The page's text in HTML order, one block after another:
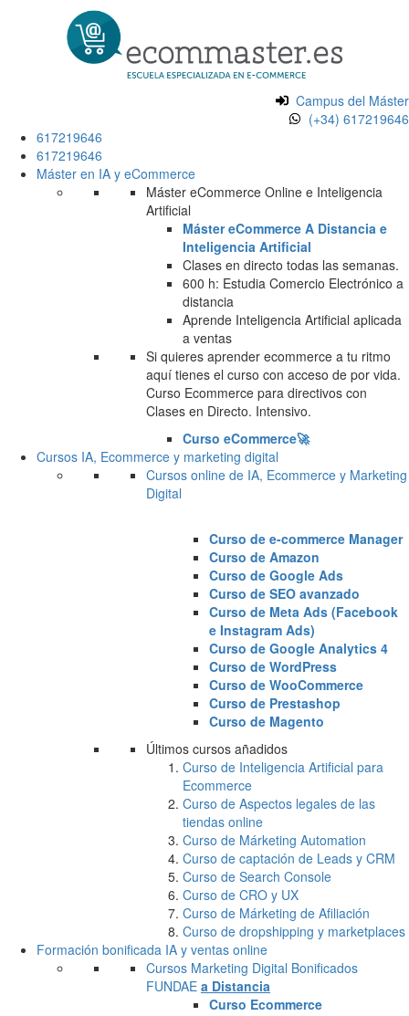
Campus del Máster
(+34) 617219646
617219646
617219646
Máster en IA y eCommerce
Máster eCommerce Online e Inteligencia
Artificial
Máster eCommerce A Distancia e
Inteligencia Artificial
Clases en directo todas las semanas.
600 h: Estudia Comercio Electrónico a
distancia
Aprende Inteligencia Artificial aplicada
a ventas
Si quieres aprender ecommerce a tu ritmo
aquí tienes el curso con acceso de por vida.
Curso Ecommerce para directivos con
Clases en Directo. Intensivo.
Curso eCommerce🚀
Cursos IA, Ecommerce y marketing digital
Cursos online de IA, Ecommerce y Marketing
Digital
Curso de e-commerce Manager
Curso de Amazon
Curso de Google Ads
Curso de SEO avanzado
Curso de Meta Ads (Facebook
e Instagram Ads)
Curso de Google Analytics 4
Curso de WordPress
Curso de WooCommerce
Curso de Prestashop
Curso de Magento
Últimos cursos añadidos
Curso de Inteligencia Artificial para
Ecommerce
Curso de Aspectos legales de las
tiendas online
Curso de Márketing Automation
Curso de captación de Leads y CRM
Curso de Search Console
Curso de CRO y UX
Curso de Márketing de Afiliación
Curso de dropshipping y marketplaces
Formación bonificada IA y ventas online
Cursos Marketing Digital Bonificados
FUNDAE a Distancia
Curso Ecommerce